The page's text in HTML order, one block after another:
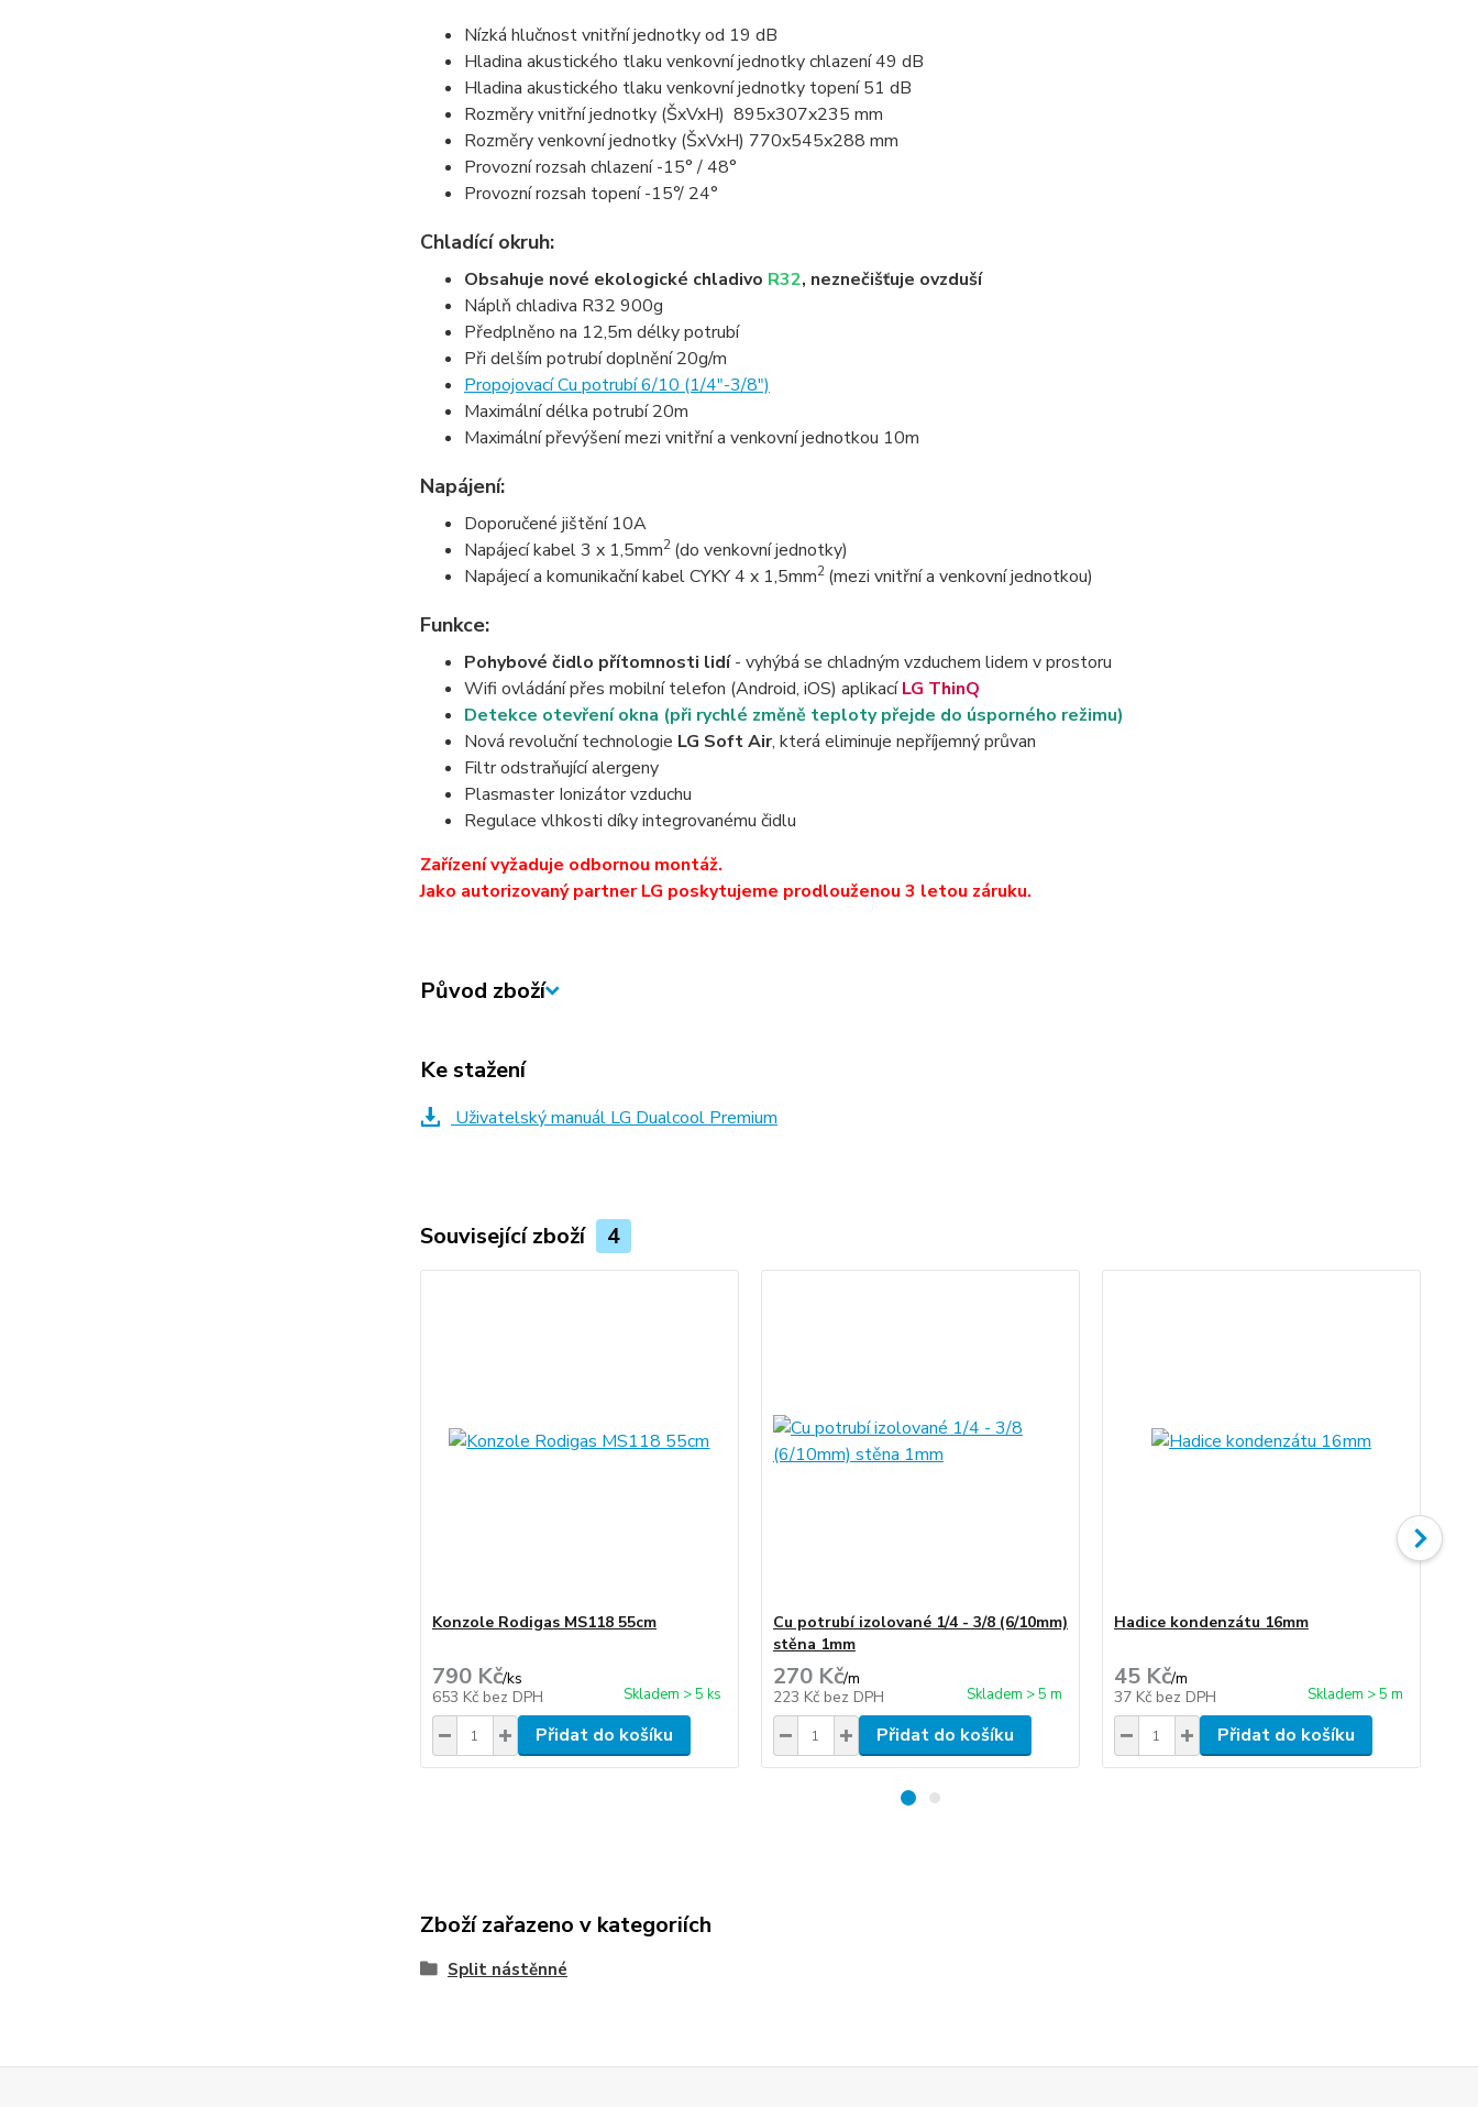
Nízká hlučnost vnitřní jednotky od 19 dB
Hladina akustického tlaku venkovní jednotky chlazení 49 dB
Hladina akustického tlaku venkovní jednotky topení 51 dB
Rozměry vnitřní jednotky (ŠxVxH) 895x307x235 mm
Rozměry venkovní jednotky (ŠxVxH) 770x545x288 mm
Provozní rozsah chlazení -15° / 48°
Provozní rozsah topení -15°/ 24°
Chladící okruh:
Obsahuje nové ekologické chladivo R32, neznečišťuje ovzduší
Náplň chladiva R32 900g
Předplněno na 12,5m délky potrubí
Při delším potrubí doplnění 20g/m
Propojovací Cu potrubí 6/10 (1/4"-3/8")
Maximální délka potrubí 20m
Maximální převýšení mezi vnitřní a venkovní jednotkou 10m
Napájení:
Doporučené jištění 10A
Napájecí kabel 3 x 1,5mm2 (do venkovní jednotky)
Napájecí a komunikační kabel CYKY 4 x 1,5mm2 (mezi vnitřní a venkovní jednotkou)
Funkce:
Pohybové čidlo přítomnosti lidí- vyhýbá se chladným vzduchem lidem v prostoru
Wifi ovládání přes mobilní telefon (Android, iOS) aplikacíLG ThinQ
Detekce otevření okna (při rychlé změně teploty přejde do úsporného režimu)
Nová revoluční technologie LG Soft Air, která eliminuje nepříjemný průvan
Filtr odstraňující alergeny
Plasmaster Ionizátor vzduchu
Regulace vlhkosti díky integrovanému čidlu
Zařízení vyžaduje odbornou montáž.
Jako autorizovaný partner LG poskytujeme prodlouženou 3 letou záruku.
Původ zboží
Ke stažení
Uživatelský manuál LG Dualcool Premium
Související zboží 4
Konzole Rodigas MS118 55cm
790 Kč/ks
653 Kč bez DPH Skladem > 5 ks
Přidat do košíku
Cu potrubí izolované 1/4 - 3/8 (6/10mm)
stěna 1mm
270 Kč/m
223 Kč bez DPH Skladem > 5 m
Přidat do košíku
Hadice kondenzátu 16mm
45 Kč/m
37 Kč bez DPH Skladem > 5 m
Přidat do košíku
Zboží zařazeno v kategoriích
Split nástěnné